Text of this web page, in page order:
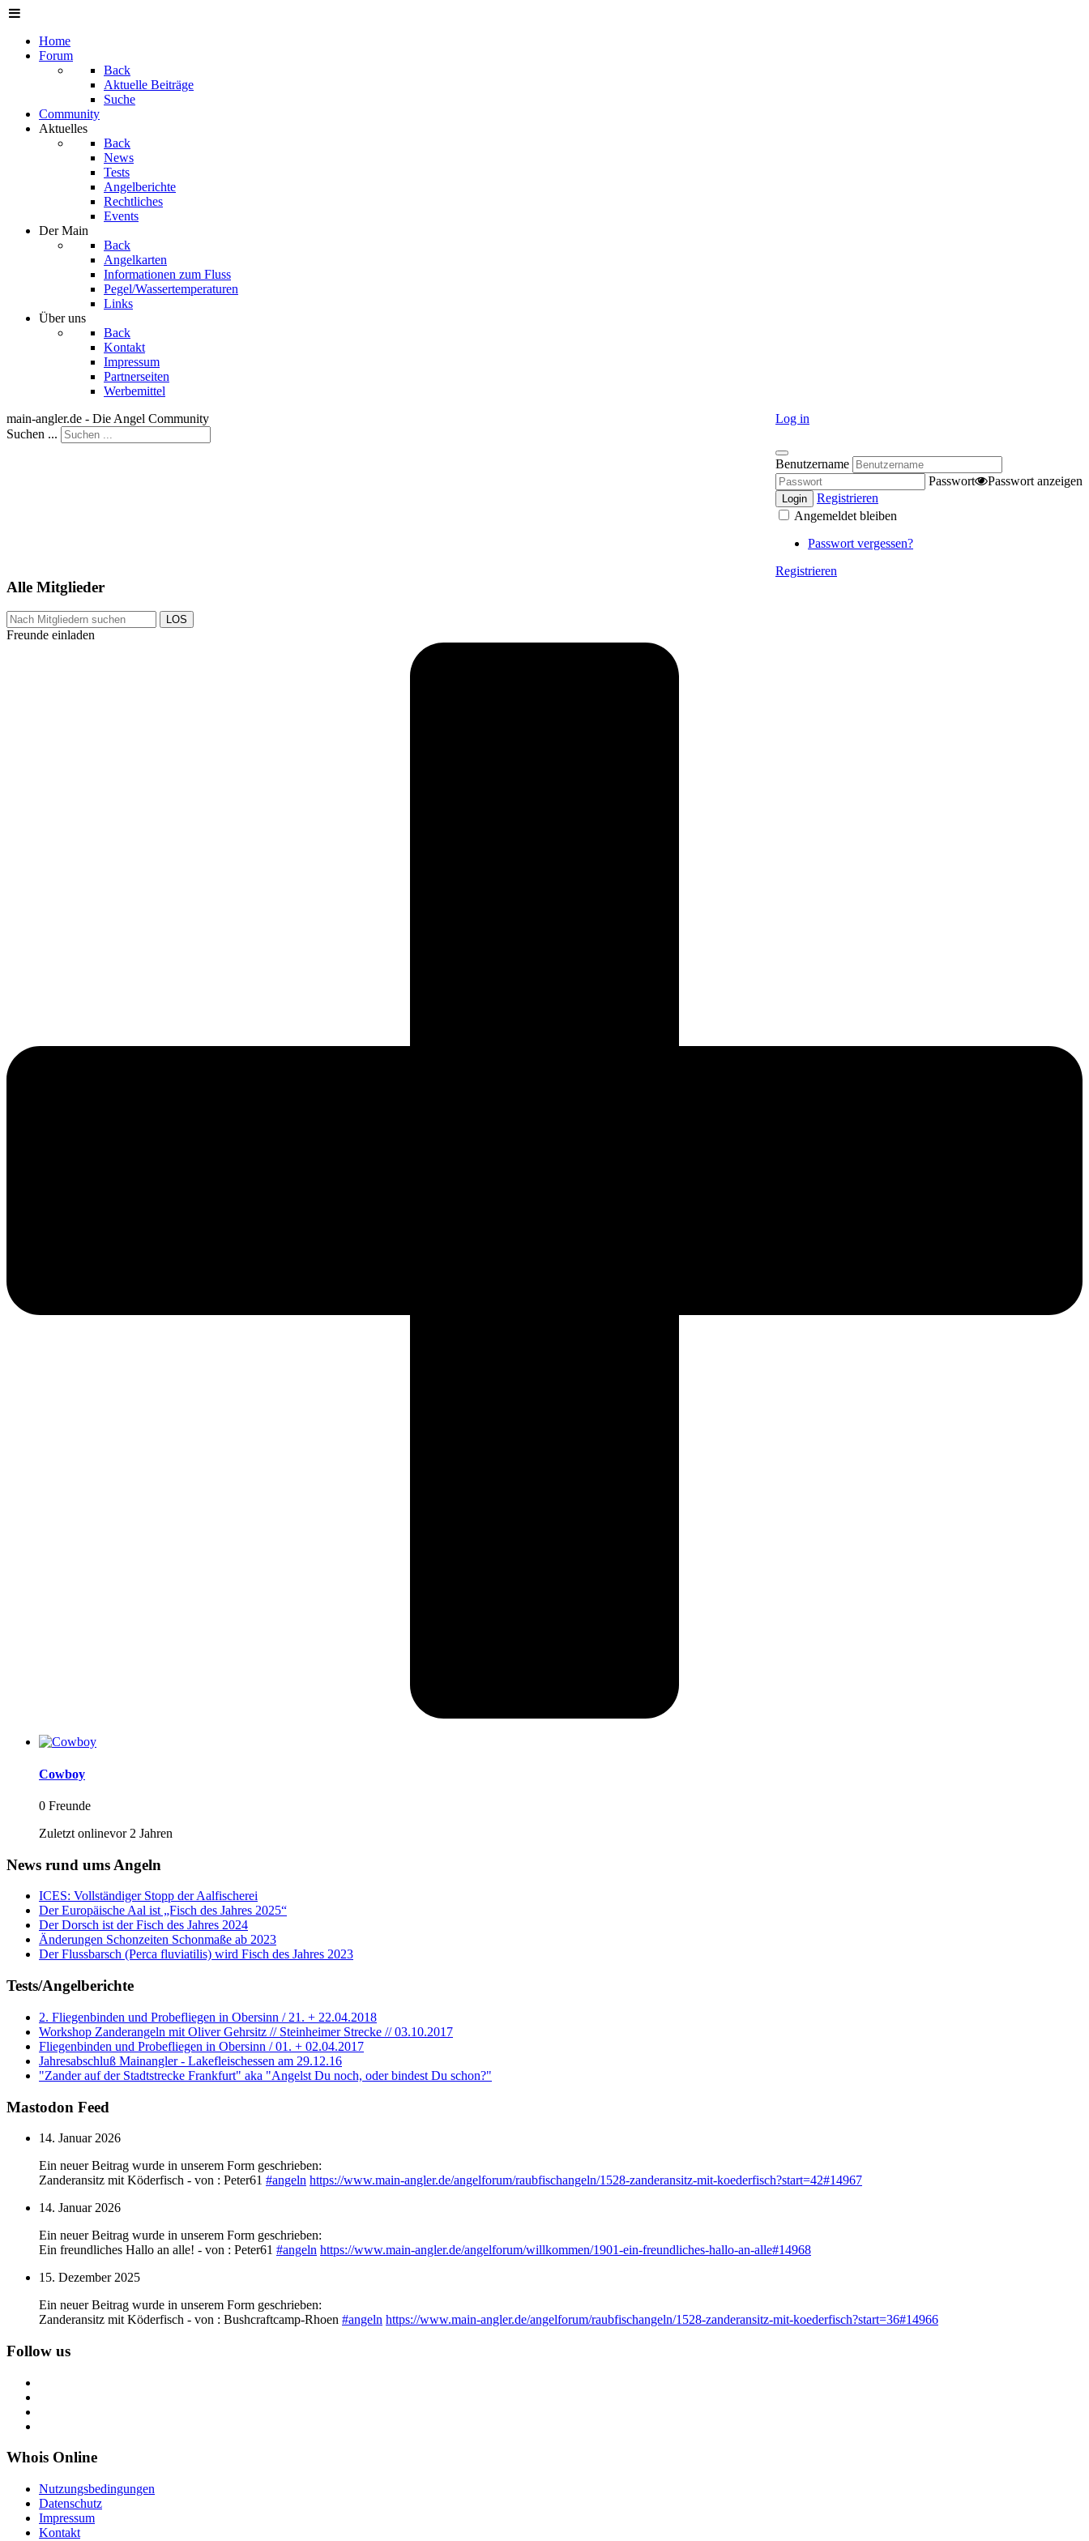
Home
Forum
Back
Aktuelle Beiträge
Suche
Community
Aktuelles
Back
News
Tests
Angelberichte
Rechtliches
Events
Der Main
Back
Angelkarten
Informationen zum Fluss
Pegel/Wassertemperaturen
Links
Über uns
Back
Kontakt
Impressum
Partnerseiten
Werbemittel
Log in
Benutzername
Passwort
Passwort anzeigen
Login
Registrieren
Angemeldet bleiben
Passwort vergessen?
Registrieren
main-angler.de - Die Angel Community
Suchen ...
Alle Mitglieder
LOS
Freunde einladen
Cowboy
0 Freunde
Zuletzt onlinevor 2 Jahren
News rund ums Angeln
ICES: Vollständiger Stopp der Aalfischerei
Der Europäische Aal ist „Fisch des Jahres 2025“
Der Dorsch ist der Fisch des Jahres 2024
Änderungen Schonzeiten Schonmaße ab 2023
Der Flussbarsch (Perca fluviatilis) wird Fisch des Jahres 2023
Tests/Angelberichte
2. Fliegenbinden und Probefliegen in Obersinn / 21. + 22.04.2018
Workshop Zanderangeln mit Oliver Gehrsitz // Steinheimer Strecke // 03.10.2017
Fliegenbinden und Probefliegen in Obersinn / 01. + 02.04.2017
Jahresabschluß Mainangler - Lakefleischessen am 29.12.16
"Zander auf der Stadtstrecke Frankfurt" aka "Angelst Du noch, oder bindest Du schon?"
Mastodon Feed
14. Januar 2026
Ein neuer Beitrag wurde in unserem Form geschrieben:
Zanderansitz mit Köderfisch - von : Peter61 #angeln https://www.main-angler.de/angelforum/raubfischangeln/1528-zanderansitz-mit-koederfisch?start=42#14967
14. Januar 2026
Ein neuer Beitrag wurde in unserem Form geschrieben:
Ein freundliches Hallo an alle! - von : Peter61 #angeln https://www.main-angler.de/angelforum/willkommen/1901-ein-freundliches-hallo-an-alle#14968
15. Dezember 2025
Ein neuer Beitrag wurde in unserem Form geschrieben:
Zanderansitz mit Köderfisch - von : Bushcraftcamp-Rhoen #angeln https://www.main-angler.de/angelforum/raubfischangeln/1528-zanderansitz-mit-koederfisch?start=36#14966
Follow us
Whois Online
Nutzungsbedingungen
Datenschutz
Impressum
Kontakt